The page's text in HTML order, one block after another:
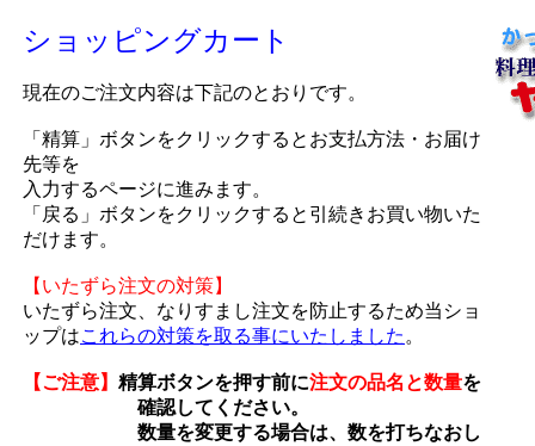
ショッピングカート
現在のご注文内容は下記のとおりです。
「精算」ボタンをクリックするとお支払方法・お届け
先等を
入力するページに進みます。
「戻る」ボタンをクリックすると引続きお買い物いた
だけます。
【いたずら注文の対策】
いたずら注文、なりすまし注文を防止するため当ショ
ップはこれらの対策を取る事にいたしました 。
【ご注意】 精算ボタンを押す前に注文の品名と数量を
確認してください。
数量を変更する場合は、数を打ちなおし